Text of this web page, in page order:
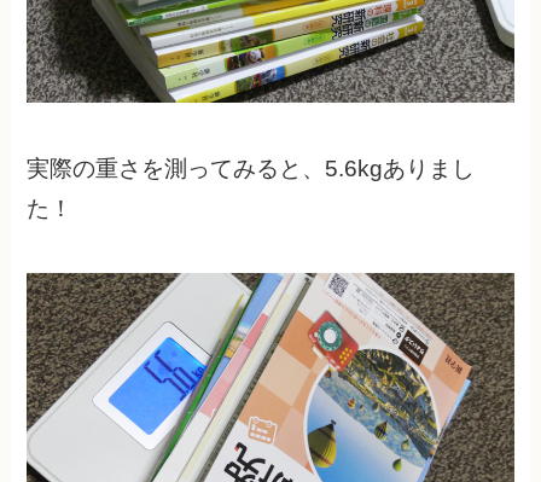
実際の重さを測ってみると、5.6kgありまし
た！